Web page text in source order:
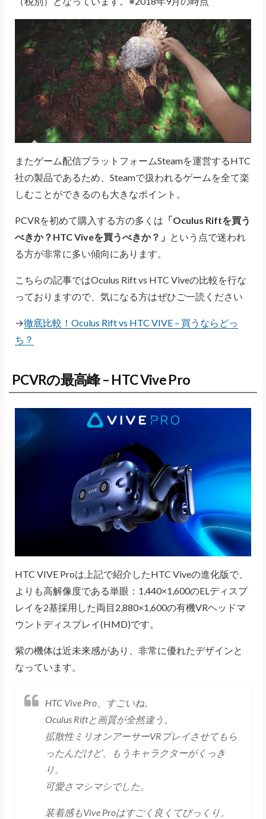
またゲーム配信プラットフォームSteamを運営するHTC
社の製品であるため、Steamで扱われるゲームを全て楽
しむことができるのも大きなポイント。
PCVRを初めて購入する方の多くは 「Oculus Riftを買う
べきか？HTC Viveを買うべきか？」
という点で迷われ
る方が非常に多い傾向にあります。
こちらの記事ではOculus Rift vs HTC Viveの比較を行な
っておりますので、気になる方はぜひご一読ください
→徹底比較！Oculus Rift vs HTC VIVE – 買うならどっ
ち？
PCVRの最高峰 – HTC Vive Pro
HTC VIVE Proは上記で紹介したHTC Viveの進化版で、
よりも高解像度である単眼：1,440×1,600のELディスプ
レイを2基採用した両目2,880×1,600の有機VRヘッドマ
ウントディスプレイ(HMD)です。
紫の機体は近未来感があり、非常に優れたデザインと
なっています。
HTC Vive Pro、すごいね。
Oculus Riftと画質が全然違う。
拡散性ミリオンアーサーVRプレイさせてもら
ったんだけど、もうキャラクターがくっき
り。
可愛さマシマシでした。
装着感もVive Proはすごく良くてびっくり。